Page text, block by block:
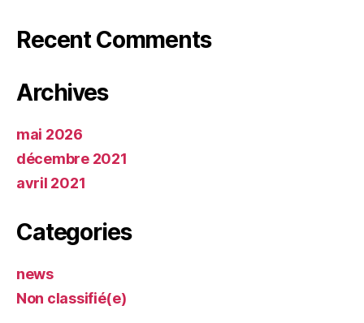
Recent Comments
Archives
mai 2026
décembre 2021
avril 2021
Categories
news
Non classifié(e)